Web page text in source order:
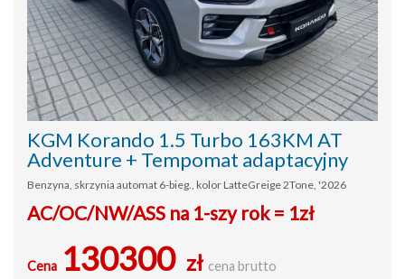
KGM Korando 1.5 Turbo 163KM AT
Adventure + Tempomat adaptacyjny
Benzyna, skrzynia automat 6-bieg., kolor LatteGreige 2Tone, '2026
AC/OC/NW/ASS na 1-szy rok = 1zł
Cena 130300 zł cena brutto